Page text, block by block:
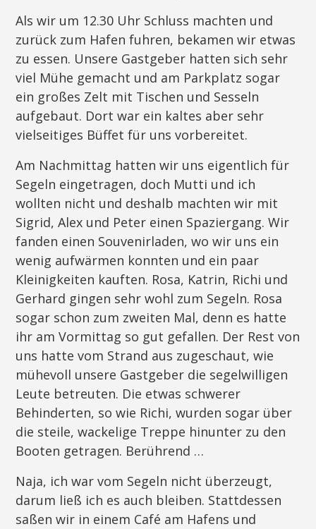
Als wir um 12.30 Uhr Schluss machten und
zurück zum Hafen fuhren, bekamen wir etwas
zu essen. Unsere Gastgeber hatten sich sehr
viel Mühe gemacht und am Parkplatz sogar
ein großes Zelt mit Tischen und Sesseln
aufgebaut. Dort war ein kaltes aber sehr
vielseitiges Büffet für uns vorbereitet.
Am Nachmittag hatten wir uns eigentlich für
Segeln eingetragen, doch Mutti und ich
wollten nicht und deshalb machten wir mit
Sigrid, Alex und Peter einen Spaziergang. Wir
fanden einen Souvenirladen, wo wir uns ein
wenig aufwärmen konnten und ein paar
Kleinigkeiten kauften. Rosa, Katrin, Richi und
Gerhard gingen sehr wohl zum Segeln. Rosa
sogar schon zum zweiten Mal, denn es hatte
ihr am Vormittag so gut gefallen. Der Rest von
uns hatte vom Strand aus zugeschaut, wie
mühevoll unsere Gastgeber die segelwilligen
Leute betreuten. Die etwas schwerer
Behinderten, so wie Richi, wurden sogar über
die steile, wackelige Treppe hinunter zu den
Booten getragen. Berührend …
Naja, ich war vom Segeln nicht überzeugt,
darum ließ ich es auch bleiben. Stattdessen
saßen wir in einem Café am Hafens und